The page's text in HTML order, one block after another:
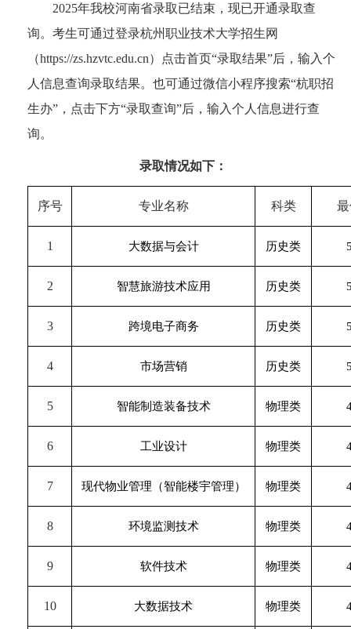
2025年我校河南省录取已结束，现已开通录取查
询。考生可通过登录杭州职业技术大学招生网
（https://zs.hzvtc.edu.cn）点击首页“录取结果”后，输入个
人信息查询录取结果。也可通过微信小程序搜索“杭职招
生办”，点击下方“录取查询”后，输入个人信息进行查
询。
录取情况如下：
序号 专业名称 科类
1 大数据与会计 历史类
2 智慧旅游技术应用 历史类
3 跨境电子商务 历史类
4 市场营销 历史类
5 智能制造装备技术 物理类
6 工业设计 物理类
7 现代物业管理（智能楼宇管理） 物理类
8 环境监测技术 物理类
9 软件技术 物理类
10 大数据技术 物理类